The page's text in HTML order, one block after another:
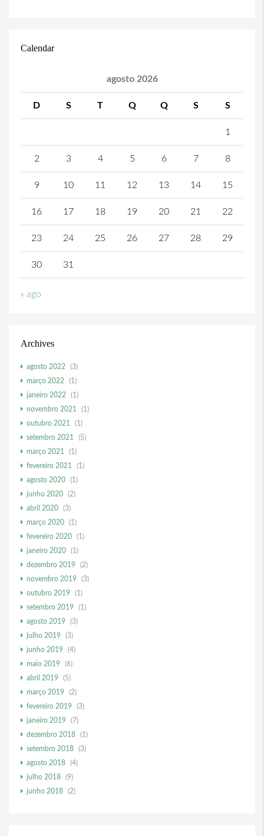
Calendar
agosto 2026
D S T Q Q S S
1
2 3 4 5 6 7 8
9 10 11 12 13 14 15
16 17 18 19 20 21 22
23 24 25 26 27 28 29
30 31
« ago
Archives
agosto 2022
(3)
março 2022
(1)
janeiro 2022
(1)
novembro 2021
(1)
outubro 2021
(1)
setembro 2021
(5)
março 2021
(1)
fevereiro 2021
(1)
agosto 2020
(1)
junho 2020
(2)
abril 2020
(3)
março 2020
(1)
fevereiro 2020
(1)
janeiro 2020
(1)
dezembro 2019
(2)
novembro 2019
(3)
outubro 2019
(1)
setembro 2019
(1)
agosto 2019
(3)
julho 2019
(3)
junho 2019
(4)
maio 2019
(6)
abril 2019
(5)
março 2019
(2)
fevereiro 2019
(3)
janeiro 2019
(7)
dezembro 2018
(1)
setembro 2018
(3)
agosto 2018
(4)
julho 2018
(9)
junho 2018
(2)